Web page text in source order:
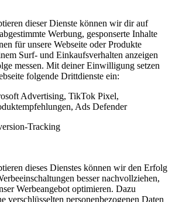
dieser Dienste können wir dir auf
Werbung, gesponserte Inhalte
für unsere Webseite oder Produkte
Surf- und Einkaufsverhalten anzeigen
messen. Mit deiner Einwilligung setzen
folgende Drittdienste ein:
Advertising, TikTok Pixel,
Ads Defender
Tracking
dieses Dienstes können wir den Erfolg
besser nachvollziehen,
Werbeangebot optimieren. Dazu
verschlüsselten personenbezogenen Daten